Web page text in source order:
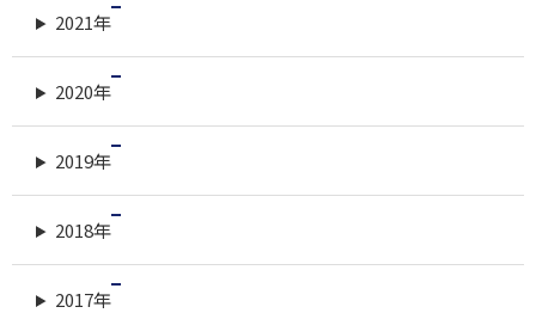
2021年
2020年
2019年
2018年
2017年